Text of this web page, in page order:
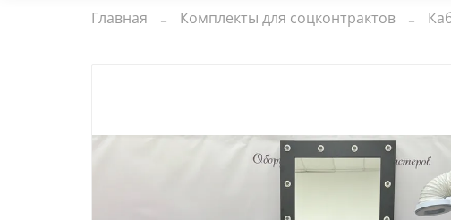
Главная Комплекты для соцконтрактов